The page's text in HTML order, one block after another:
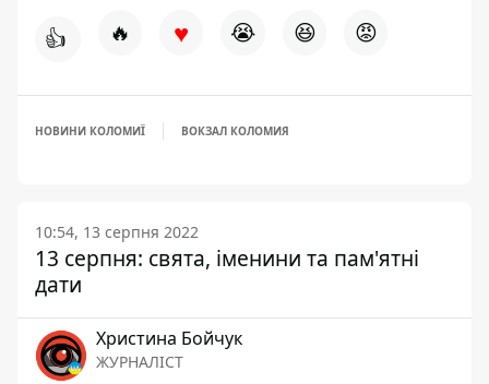
👍 🔥 ♥ 😭 😆 😡
НОВИНИ КОЛОМИЇ ВОКЗАЛ КОЛОМИЯ
10:54, 13 серпня 2022
13 серпня: свята, іменини та пам'ятні
дати
Христина Бойчук
ЖУРНАЛІСТ